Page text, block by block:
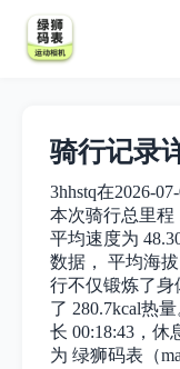
骑行记录
3hhstq在2026-
本次骑行总里程
平均速度为
数据， 平均海
行不仅锻炼了身
了 280.7kcal热
长 00:18:43，休
为 绿狮码表（